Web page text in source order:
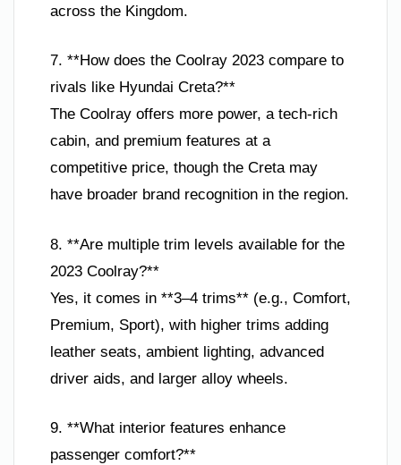
across the Kingdom.
7. **How does the Coolray 2023 compare to
rivals like Hyundai Creta?**
The Coolray offers more power, a tech-rich
cabin, and premium features at a
competitive price, though the Creta may
have broader brand recognition in the region.
8. **Are multiple trim levels available for the
2023 Coolray?**
Yes, it comes in **3–4 trims** (e.g., Comfort,
Premium, Sport), with higher trims adding
leather seats, ambient lighting, advanced
driver aids, and larger alloy wheels.
9. **What interior features enhance
passenger comfort?**